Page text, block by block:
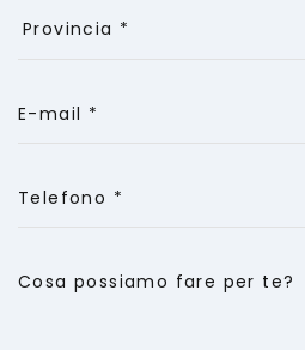
E-mail *
Telefono *
Cosa possiamo fare per te?